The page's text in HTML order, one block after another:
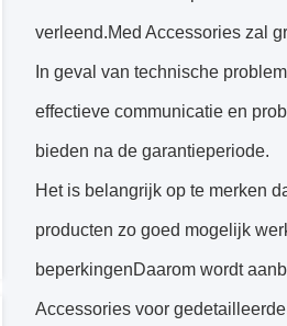
verleend.Med Accessories zal
In geval van technische
effectieve communicatie en
bieden na de garantieperiode.
Het is belangrijk op te merken
producten zo goed mogelijk
beperkingenDaarom wordt
Accessories voor